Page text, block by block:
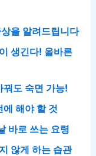
을 알려드립니다
생긴다! 올바른
꿔도 숙면 가능!
해야 할 것
바로 쓰는 요령
않게 하는 습관